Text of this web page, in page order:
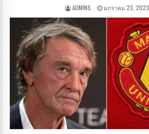
ADMINS มกราคม 23, 2023